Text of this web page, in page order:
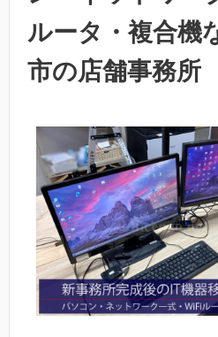
ルータ・複合機
市の店舗事務所